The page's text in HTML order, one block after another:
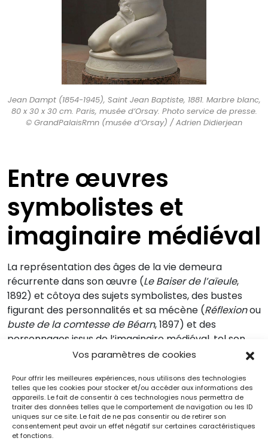
Vos paramètres de cookies
Pour offrir les meilleures expériences, nous utilisons des technologies
telles que les cookies pour stocker et/ou accéder aux informations des
appareils. Le fait de consentir à ces technologies nous permettra de
traiter des données telles que le comportement de navigation ou les ID
uniques sur ce site. Le fait de ne pas consentir ou de retirer son
consentement peut avoir un effet négatif sur certaines caractéristiques
et fonctions.
Jean Dampt (1854-1945), Saint Jean Baptiste, 1881. Marbre blanc,
80 x 30 x 30 cm. Paris, musée d’Orsay. Photo service de presse.
© GrandPalaisRmn (musée d’Orsay) / Adrien Didierjean
Entre œuvres
symbolistes et
imaginaire médiéval
La représentation des âges de la vie demeura
récurrente dans son œuvre (Le Baiser de l’aïeule,
1892) et côtoya des sujets symbolistes, des bustes
figurant des personnalités et sa mécène (Réflexionou
buste de la comtesse de Béarn, 1897) et des
personnages issus de l’imaginaire médiéval, tel son
chef-d’œuvre,La Fée Mélusine et le Chevalier